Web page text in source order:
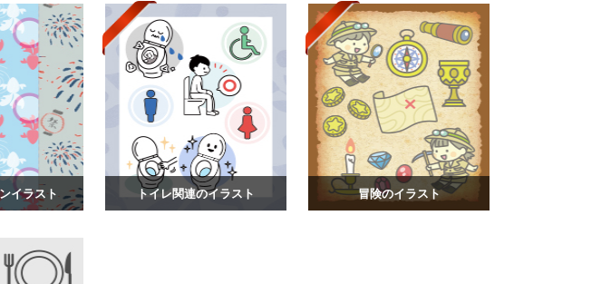
イラスト トイレ関連のイラスト 冒険のイラスト